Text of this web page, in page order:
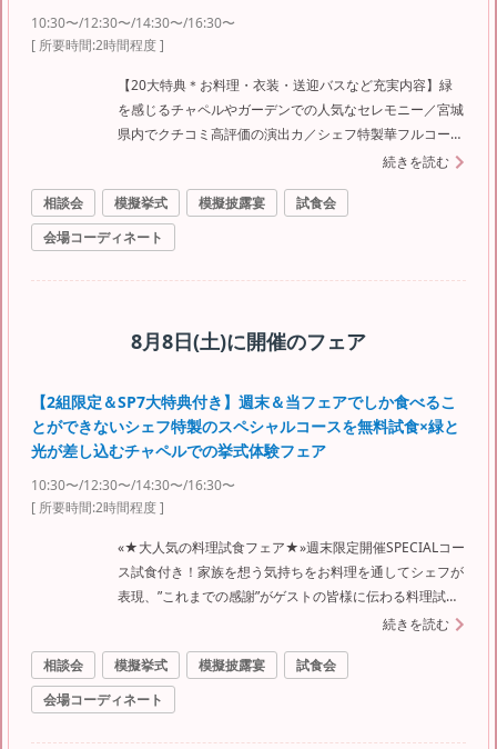
10:30〜/12:30〜/14:30〜/16:30〜
[ 所要時間:2時間程度]
【20大特典＊お料理・衣装・送迎バスなど充実内容】緑
を感じるチャペルやガーデンでの人気なセレモニー／宮城
県内でクチコミ高評価の演出カ／シェフ特製華フルコース
続きを読む
相談会 模擬挙式 模擬披露宴
試食会
会場コーディネート
8月8日(土)に開催のフェア
【2組限定＆SP7大特典付き】週末＆当フェアでしか食べるこ
とができないシェフ特製のスペシャルコースを無料試食×緑と
光が差し込むチャペルでの挙式体験フェア
10:30〜/12:30〜/14:30〜/16:30〜
[ 所要時間:2時間程度]
«★大人気の料理試食フェア★»週末限定開催SPECIALコー
ス試食付き！家族を想う気持ちをお料理を通してシェフが
表現、”これまでの感謝”がゲストの皆様に伝わる料理試食
を楽しみ、ゲスト目線で式場見学♪組数限定のご案内とな
続きを読む
相談会 模擬挙式 模擬披露宴
試食会
会場コーディネート